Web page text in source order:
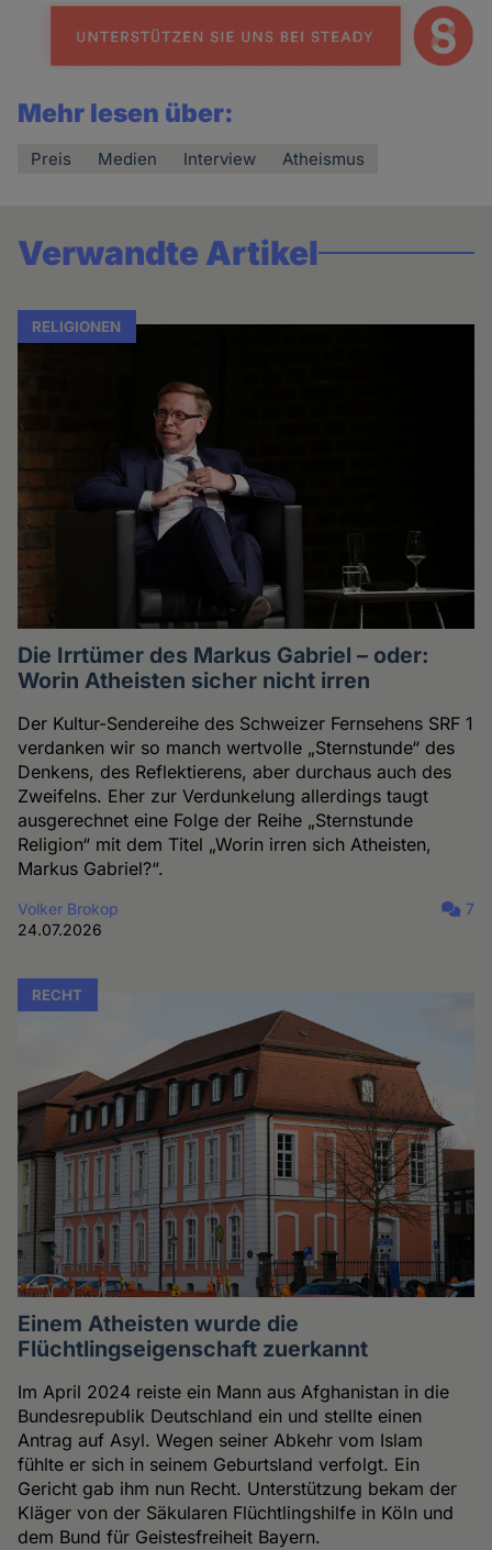
Mehr lesen über:
Preis Medien Interview Atheismus
Verwandte Artikel
RELIGIONEN
Die Irrtümer des Markus Gabriel – oder:
Worin Atheisten sicher nicht irren
Der Kultur-Sendereihe des Schweizer Fernsehens SRF 1
verdanken wir so manch wertvolle „Sternstunde“ des
Denkens, des Reflektierens, aber durchaus auch des
Zweifelns. Eher zur Verdunkelung allerdings taugt
ausgerechnet eine Folge der Reihe „Sternstunde
Religion“ mit dem Titel „Worin irren sich Atheisten,
Markus Gabriel?“.
Volker Brokop
24.07.2026
7
RECHT
Einem Atheisten wurde die
Flüchtlingseigenschaft zuerkannt
Im April 2024 reiste ein Mann aus Afghanistan in die
Bundesrepublik Deutschland ein und stellte einen
Antrag auf Asyl. Wegen seiner Abkehr vom Islam
fühlte er sich in seinem Geburtsland verfolgt. Ein
Gericht gab ihm nun Recht. Unterstützung bekam der
Kläger von der Säkularen Flüchtlingshilfe in Köln und
dem Bund für Geistesfreiheit Bayern.